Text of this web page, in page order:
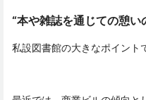
“本や雑誌を通じての憩い
私設図書館の大きなポイント